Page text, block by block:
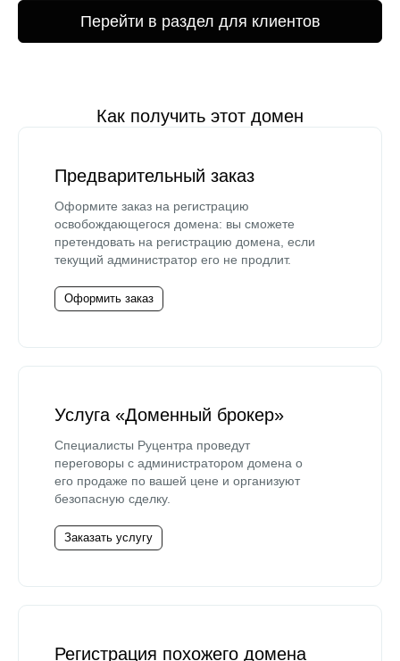
Перейти в раздел для клиентов
Как получить этот домен
Предварительный заказ
Оформите заказ на регистрацию
освобождающегося домена: вы сможете
претендовать на регистрацию домена, если
текущий администратор его не продлит.
Оформить заказ
Услуга «Доменный брокер»
Специалисты Руцентра проведут
переговоры с администратором домена о
его продаже по вашей цене и организуют
безопасную сделку.
Заказать услугу
Регистрация похожего домена